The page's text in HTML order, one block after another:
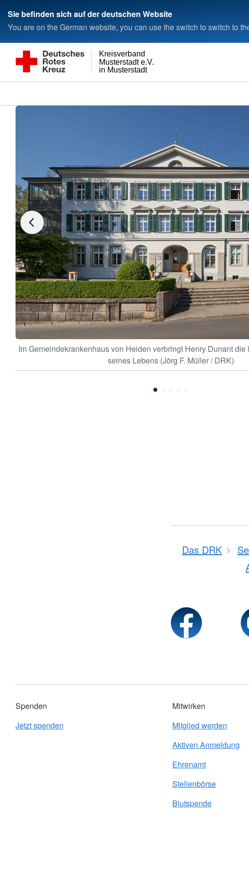
Sie befinden sich auf der deutschen Website
You are on the German website, you can use the switch to switch to
in Musterstadt
Musterstadt e.V.
Kreisverband
Im Gemeindekrankenhaus von Heiden verbringt Henry Dunant
seines Lebens (Jörg F. Müller / DRK)
Das DRK
Spenden
Jetzt spenden
Mitwirken
Mitglied werden
Aktiven Anmeldung
Ehrenamt
Stellenbörse
Blutspende